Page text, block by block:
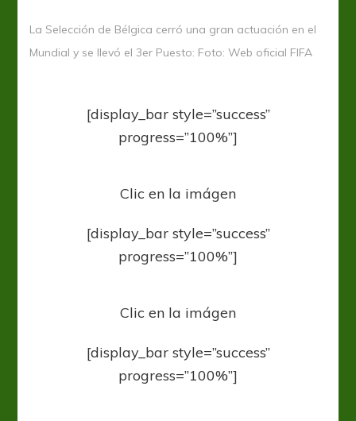
La Selección de Bélgica cerró una gran actuación en el
Mundial y se llevó el 3er Puesto: Foto: Web oficial FIFA
[display_bar style=”success”
progress=”100%”]
Clic en la imágen
[display_bar style=”success”
progress=”100%”]
Clic en la imágen
[display_bar style=”success”
progress=”100%”]